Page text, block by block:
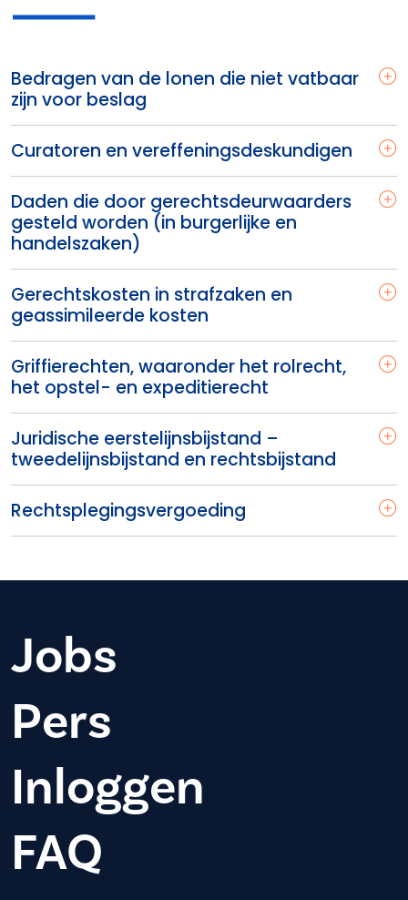
Bedragen van de lonen die niet vatbaar
zijn voor beslag
Curatoren en vereffeningsdeskundigen
Daden die door gerechtsdeurwaarders
gesteld worden (in burgerlijke en
handelszaken)
Gerechtskosten in strafzaken en
geassimileerde kosten
Griffierechten, waaronder het rolrecht,
het opstel- en expeditierecht
Juridische eerstelijnsbijstand –
tweedelijnsbijstand en rechtsbijstand
Rechtsplegingsvergoeding
Jobs
Pers
Inloggen
FAQ